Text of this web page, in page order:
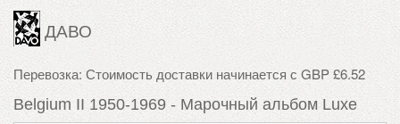
ДАВО
Перевозка: Стоимость доставки начинается с GBP £6.52
Belgium II 1950-1969 - Марочный альбом Luxe